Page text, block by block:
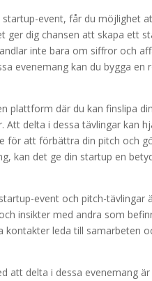
event, får du möjlighet
dig chansen att skapa ett
inte bara om siffror och
evenemang kan du bygga
plattform där du kan finslipa
Att delta i dessa tävlingar kan
för att förbättra din pitch och
kan det ge din startup en
event och pitch-
insikter med andra som
kontakter leda till samarbeten
att delta i dessa evenemang